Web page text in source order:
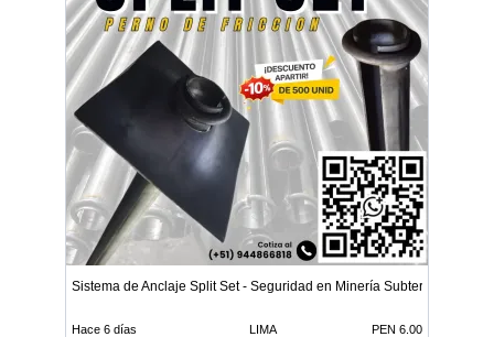
Sistema de Anclaje Split Set - Seguridad en Minería Subterrá
Hace 6 días LIMA PEN 6.00